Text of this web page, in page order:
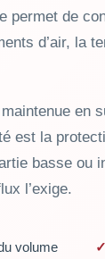
permet de
d’air, la
en
est la
basse ou
l’exige.
volume